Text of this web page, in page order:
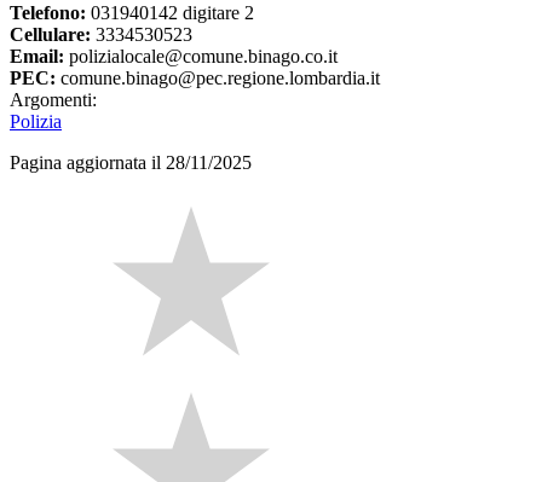
Telefono: 031940142 digitare 2
Cellulare: 3334530523
Email: polizialocale@comune.binago.co.it
PEC: comune.binago@pec.regione.lombardia.it
Argomenti:
Polizia
Pagina aggiornata il 28/11/2025